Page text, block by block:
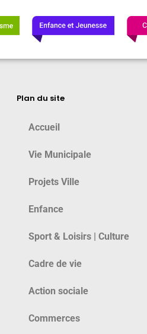
Plan du site
Accueil
Vie Municipale
Projets Ville
Enfance
Sport & Loisirs | Culture
Cadre de vie
Action sociale
Commerces